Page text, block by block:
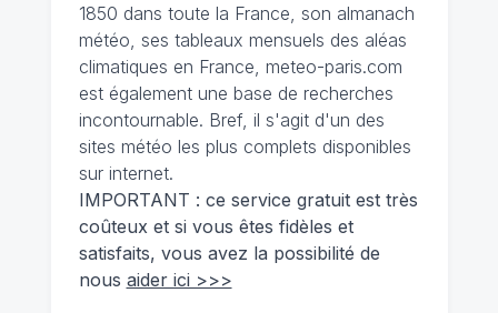
1850 dans toute la France, son almanach
météo, ses tableaux mensuels des aléas
climatiques en France, meteo-paris.com
est également une base de recherches
incontournable. Bref, il s'agit d'un des
sites météo les plus complets disponibles
sur internet.
IMPORTANT : ce service gratuit est très
coûteux et si vous êtes fidèles et
satisfaits, vous avez la possibilité de
nous aider ici >>>